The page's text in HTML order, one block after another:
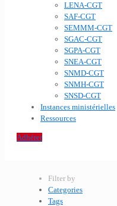
LENA-CGT
SAF-CGT
SEMMM-CGT
SGAC-CGT
SGPA-CGT
SNEA-CGT
SNMD-CGT
SNMH-CGT
SNSD-CGT
Instances ministérielles
Ressources
Adhérer
Filter by
Categories
Tags